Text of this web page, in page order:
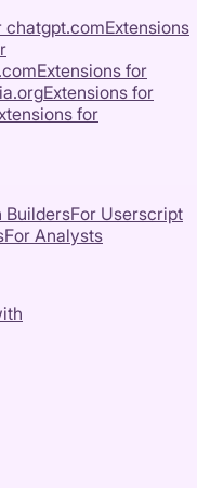
chatgpt.comExtensions
Extensions for
Extensions for
for
BuildersFor Userscript
For Analysts